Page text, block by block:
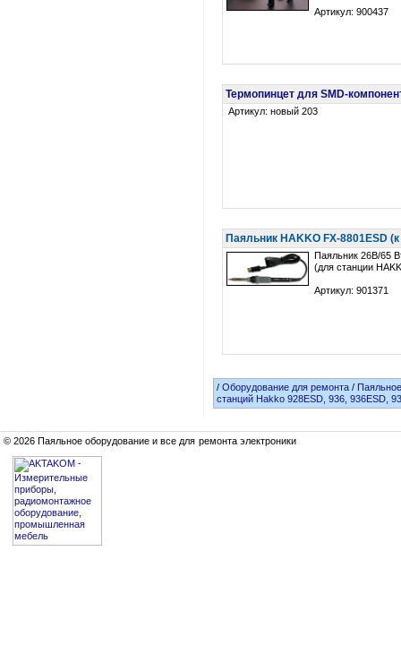
Артикул: 900437
Термопинцет для SMD-
Артикул: новый 203
Паяльник HAKKO FX-8801ESD
Паяльник 26В/65
(для станции
Артикул: 901371
/Оборудование для ремонта /
станций Hakko 928ESD, 936, 936ESD,
© 2026 Паяльное оборудование и все для ремонта электроники